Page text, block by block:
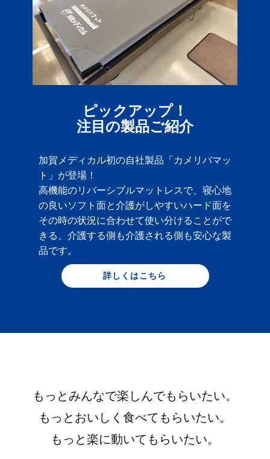
ピックアップ！
注目の製品ご紹介
加賀メディカル初の自社製品「カメリバマッ
ト」が登場！
高機能のリバーシブルマットレスで、寝心地
の良いソフト面と介護がしやすいハード面を
その時の状況に合わせて使い分けることがで
きる、介護する側も介護される側も安心な製
品です。
詳しくはこちら
もっとみんなで楽しんでもらいたい。
もっとおいしく食べてもらいたい。
もっと楽に動いてもらいたい。